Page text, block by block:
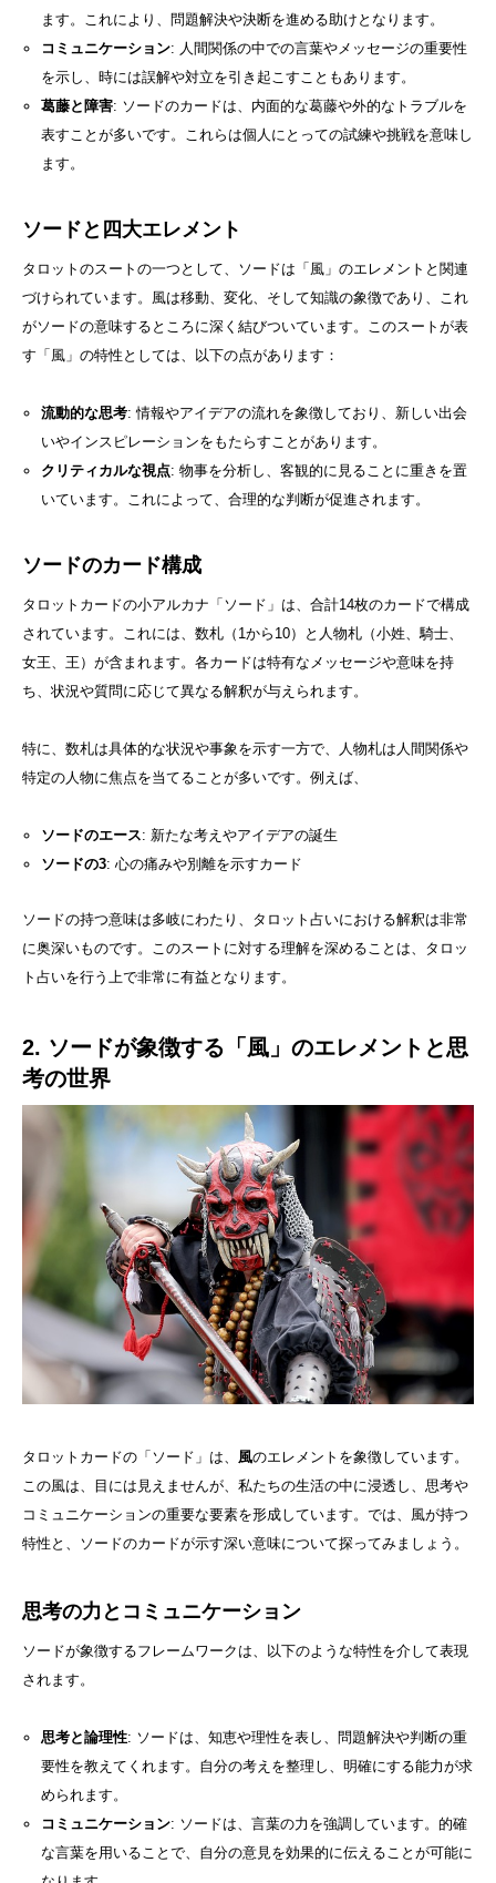
ます。これにより、問題解決や決断を進める助けとなります。
コミュニケーション: 人間関係の中での言葉やメッセージの重要性
を示し、時には誤解や対立を引き起こすこともあります。
葛藤と障害: ソードのカードは、内面的な葛藤や外的なトラブルを
表すことが多いです。これらは個人にとっての試練や挑戦を意味し
ます。
ソードと四大エレメント
タロットのスートの一つとして、ソードは「風」のエレメントと関連
づけられています。風は移動、変化、そして知識の象徴であり、これ
がソードの意味するところに深く結びついています。このスートが表
す「風」の特性としては、以下の点があります：
流動的な思考: 情報やアイデアの流れを象徴しており、新しい出会
いやインスピレーションをもたらすことがあります。
クリティカルな視点: 物事を分析し、客観的に見ることに重きを置
いています。これによって、合理的な判断が促進されます。
ソードのカード構成
タロットカードの小アルカナ「ソード」は、合計14枚のカードで構成
されています。これには、数札（1から10）と人物札（小姓、騎士、
女王、王）が含まれます。各カードは特有なメッセージや意味を持
ち、状況や質問に応じて異なる解釈が与えられます。
特に、数札は具体的な状況や事象を示す一方で、人物札は人間関係や
特定の人物に焦点を当てることが多いです。例えば、
ソードのエース: 新たな考えやアイデアの誕生
ソードの3: 心の痛みや別離を示すカード
ソードの持つ意味は多岐にわたり、タロット占いにおける解釈は非常
に奥深いものです。このスートに対する理解を深めることは、タロッ
ト占いを行う上で非常に有益となります。
2. ソードが象徴する「風」のエレメントと思
考の世界
タロットカードの「ソード」は、 風のエレメントを象徴しています。
この風は、目には見えませんが、私たちの生活の中に浸透し、思考や
コミュニケーションの重要な要素を形成しています。では、風が持つ
特性と、ソードのカードが示す深い意味について探ってみましょう。
思考の力とコミュニケーション
ソードが象徴するフレームワークは、以下のような特性を介して表現
されます。
思考と論理性: ソードは、知恵や理性を表し、問題解決や判断の重
要性を教えてくれます。自分の考えを整理し、明確にする能力が求
められます。
コミュニケーション: ソードは、言葉の力を強調しています。的確
な言葉を用いることで、自分の意見を効果的に伝えることが可能に